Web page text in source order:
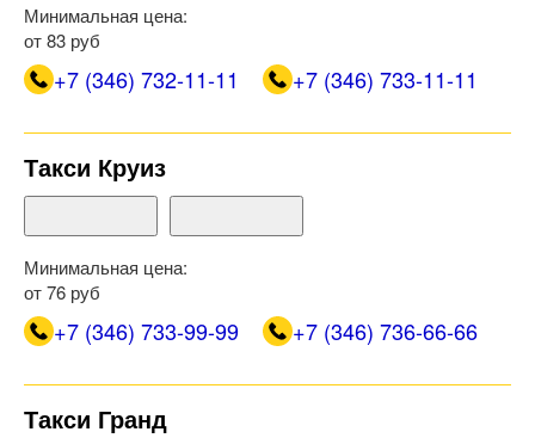
Минимальная цена:
от 83 руб
+7 (346) 732-11-11 +7 (346) 733-11-11
Такси Круиз
Минимальная цена:
от 76 руб
+7 (346) 733-99-99 +7 (346) 736-66-66
Такси Гранд